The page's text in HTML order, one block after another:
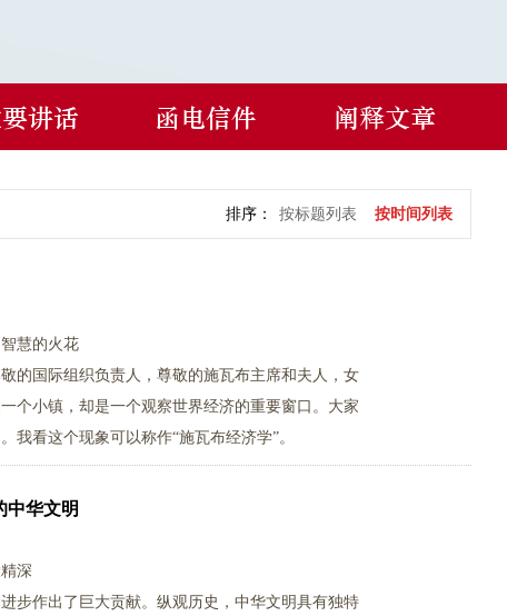
讲话 函电信件 阐释文章
排序： 按标题列表 按时间列表
慧的火花
的国际组织负责人，尊敬的施瓦布主席和夫人，女
个小镇，却是一个观察世界经济的重要窗口。大家
看这个现象可以称作“施瓦布经济学”。
中华文明
深
步作出了巨大贡献。纵观历史，中华文明具有独特